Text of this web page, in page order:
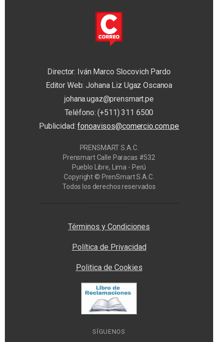
Director: Iván Marco Slocovich Pardo
Editor Web: Johana Liz Ugaz Oscanoa
johana.ugaz@prensmart.pe
Teléfono: (+511) 311 6500
Publicidad:fonoavisos@comercio.com.pe
PRENSMART S.A.C.
Prensmart Calle Paracas #532
Pueblo Libre, Lima - Perú
Copyright © PrenSmart S.A.C.
Todos los derechos reservados
Términos y Condiciones
Política de Privacidad
Politica de Cookies
SÍGUENOS